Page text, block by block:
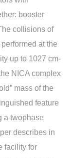
booster
collisions of
at the
up to 1027 cm-
NICA complex
mass of the
feature
a twophase
describes in
facility for